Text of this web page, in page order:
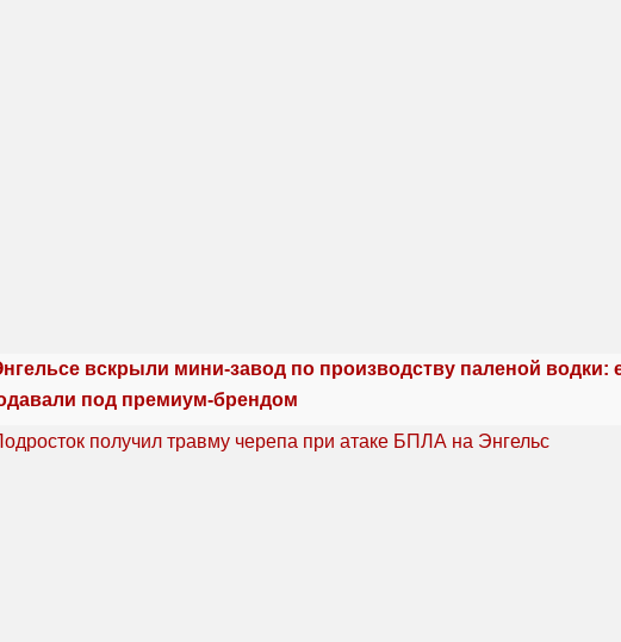
вскрыли мини-завод по производству паленой водки:
под премиум-брендом